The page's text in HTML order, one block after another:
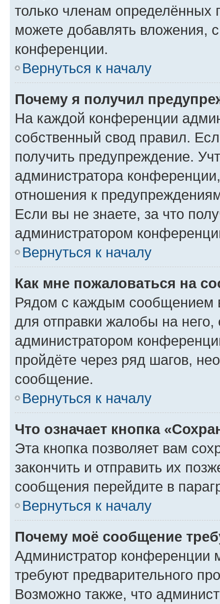
только членам определённых
можете добавлять вложения,
конференции.
Вернуться к началу
Почему я получил
На каждой конференции
собственный свод правил.
получить предупреждение.
администратора
отношения к
Если вы не знаете, за что
администратором
Вернуться к началу
Как мне пожаловаться на
Рядом с каждым сообщением
для отправки жалобы на
администратором
пройдёте через ряд шагов,
сообщение.
Вернуться к началу
Что означает кнопка
Эта кнопка позволяет вам
закончить и отправить их
сообщения перейдите в
Вернуться к началу
Почему моё сообщение
Администратор конференции
требуют предварительного
Возможно также, что